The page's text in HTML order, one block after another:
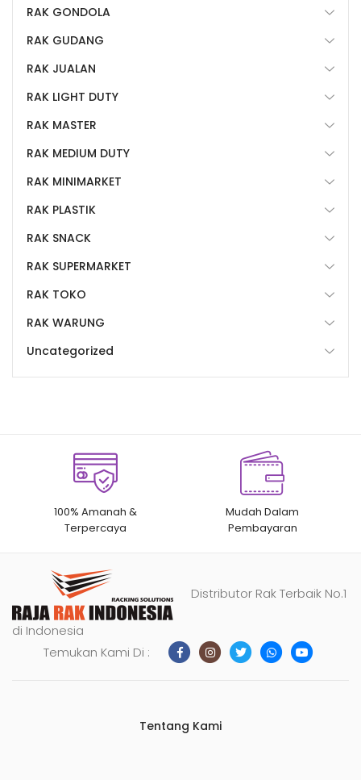
RAK GONDOLA
RAK GUDANG
RAK JUALAN
RAK LIGHT DUTY
RAK MASTER
RAK MEDIUM DUTY
RAK MINIMARKET
RAK PLASTIK
RAK SNACK
RAK SUPERMARKET
RAK TOKO
RAK WARUNG
Uncategorized
100% Amanah &
Terpercaya
Mudah Dalam
Pembayaran
Distributor Rak Terbaik No.1
di Indonesia
Temukan Kami Di :
Tentang Kami